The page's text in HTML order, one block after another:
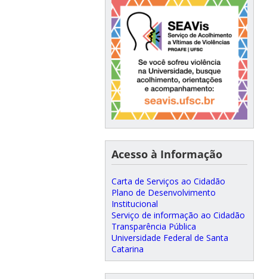
Acesso à Informação
Carta de Serviços ao Cidadão
Plano de Desenvolvimento
Institucional
Serviço de informação ao Cidadão
Transparência Pública
Universidade Federal de Santa
Catarina